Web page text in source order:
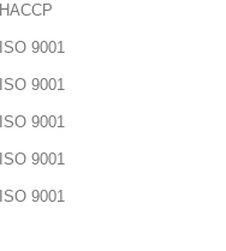
HACCP
ISO 9001
ISO 9001
ISO 9001
ISO 9001
ISO 9001